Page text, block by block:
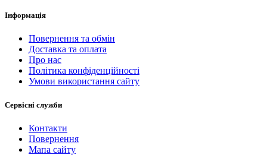
Інформація
Повернення та обмін
Доставка та оплата
Про нас
Політика конфіденційності
Умови використання сайту
Сервісні служби
Контакти
Повернення
Мапа сайту